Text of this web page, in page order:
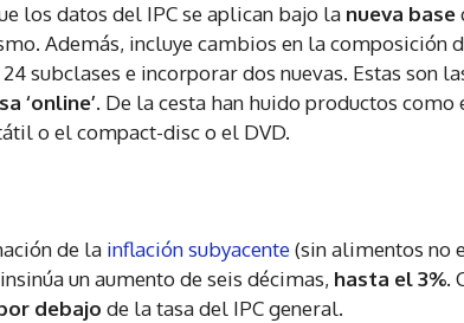
los datos del IPC se aplican bajo la nueva base
Además, incluye cambios en la composición
subclases e incorporar dos nuevas. Estas son
‘online’. De la cesta han huido productos
o el compact-disc o el DVD.
de la inflación subyacente(sin alimentos no
un aumento de seis décimas, hasta el 3%.
debajo de la tasa del IPC general.